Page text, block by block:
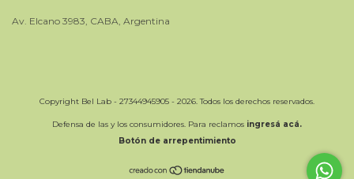
Av. Elcano 3983, CABA, Argentina
Copyright Bel Lab - 27344945905 - 2026. Todos los derechos reservados.
Defensa de las y los consumidores. Para reclamos ingresá acá.
Botón de arrepentimiento